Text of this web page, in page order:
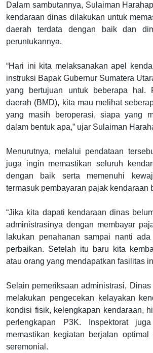
Dalam sambutannya, Sulaiman
kendaraan dinas dilakukan untuk
daerah terdata dengan baik dan
peruntukannya.
“Hari ini kita melaksanakan apel
instruksi Bapak Gubernur Sumatera
yang bertujuan untuk beberapa hal.
daerah (BMD), kita mau melihat
yang masih beroperasi, siapa yang
dalam bentuk apa,” ujar Sulaiman
Menurutnya, melalui pendataan
juga ingin memastikan seluruh
dengan baik serta memenuhi
termasuk pembayaran pajak kendaraan
“Jika kita dapati kendaraan dinas
administrasinya dengan membayar
lakukan penahanan sampai nanti
perbaikan. Setelah itu baru kita
atau orang yang mendapatkan fasilitas
Selain pemeriksaan administrasi,
melakukan pengecekan kelayakan
kondisi fisik, kelengkapan kendaraan,
perlengkapan P3K. Inspektorat
memastikan kegiatan berjalan
seremonial.